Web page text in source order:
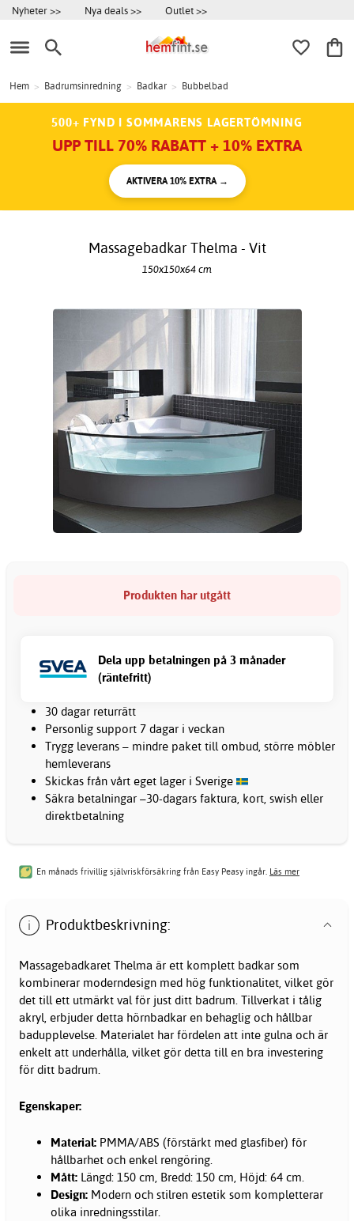
Nyheter >> Nya deals >> Outlet >>
Hem > Badrumsinredning > Badkar > Bubbelbad
500+ FYND I SOMMARENS LAGERTÖMNING
UPP TILL 70% RABATT + 10% EXTRA
AKTIVERA 10% EXTRA →
Massagebadkar Thelma - Vit
150x150x64 cm
Produkten har utgått
Dela upp betalningen på 3 månader
(räntefritt)
30 dagar returrätt
Personlig support 7 dagar i veckan
Trygg leverans – mindre paket till ombud, större möbler
hemleverans
Skickas från vårt eget lager i Sverige
Säkra betalningar –30-dagars faktura, kort, swish eller
direktbetalning
En månads frivillig självriskförsäkring från Easy Peasy ingår. Läs mer
Produktbeskrivning:
Massagebadkaret Thelma är ett komplett badkar som
kombinerar moderndesign med hög funktionalitet, vilket gör
det till ett utmärkt val för just ditt badrum. Tillverkat i tålig
akryl, erbjuder detta hörnbadkar en behaglig och hållbar
badupplevelse. Materialet har fördelen att inte gulna och är
enkelt att underhålla, vilket gör detta till en bra investering
för ditt badrum.
Egenskaper:
Material: PMMA/ABS (förstärkt med glasfiber) för
hållbarhet och enkel rengöring.
Mått: Längd: 150 cm, Bredd: 150 cm, Höjd: 64 cm.
Design: Modern och stilren estetik som kompletterar
olika inredningsstilar.